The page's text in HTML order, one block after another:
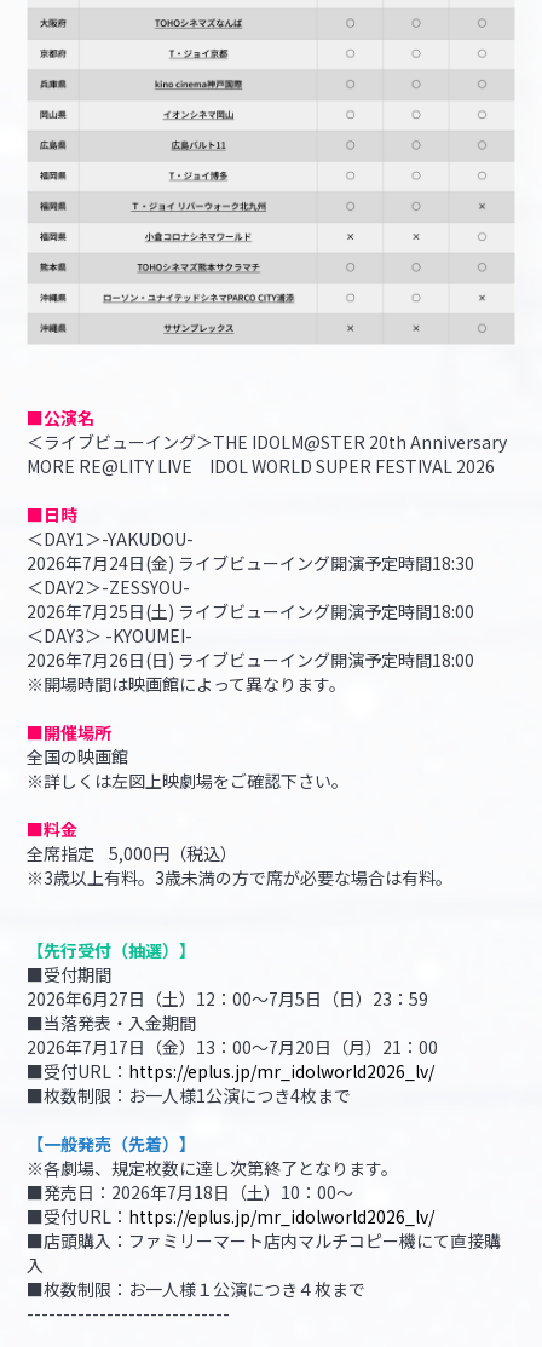
■公演名
＜ライブビューイング＞THE IDOLM@STER 20th Anniversary
MORE RE@LITY LIVE IDOL WORLD SUPER FESTIVAL 2026
■日時
＜DAY1＞-YAKUDOU-
2026年7月24日(金) ライブビューイング開演予定時間18:30
＜DAY2＞-ZESSYOU-
2026年7月25日(土) ライブビューイング開演予定時間18:00
＜DAY3＞ -KYOUMEI-
2026年7月26日(日) ライブビューイング開演予定時間18:00
※開場時間は映画館によって異なります。
■開催場所
全国の映画館
※詳しくは左図上映劇場をご確認下さい。
■料金
全席指定 5,000円（税込）
※3歳以上有料。3歳未満の方で席が必要な場合は有料。
【先行受付（抽選）】
■受付期間
2026年6月27日（土）12：00～7月5日（日）23：59
■当落発表・入金期間
2026年7月17日（金）13：00～7月20日（月）21：00
■受付URL： https://eplus.jp/mr_idolworld2026_lv/
■枚数制限：お一人様1公演につき4枚まで
【一般発売（先着）】
※各劇場、規定枚数に達し次第終了となります。
■発売日：2026年7月18日（土）10：00～
■受付URL： https://eplus.jp/mr_idolworld2026_lv/
■店頭購入：ファミリーマート店内マルチコピー機にて直接購
入
■枚数制限：お一人様１公演につき４枚まで
----------------------------